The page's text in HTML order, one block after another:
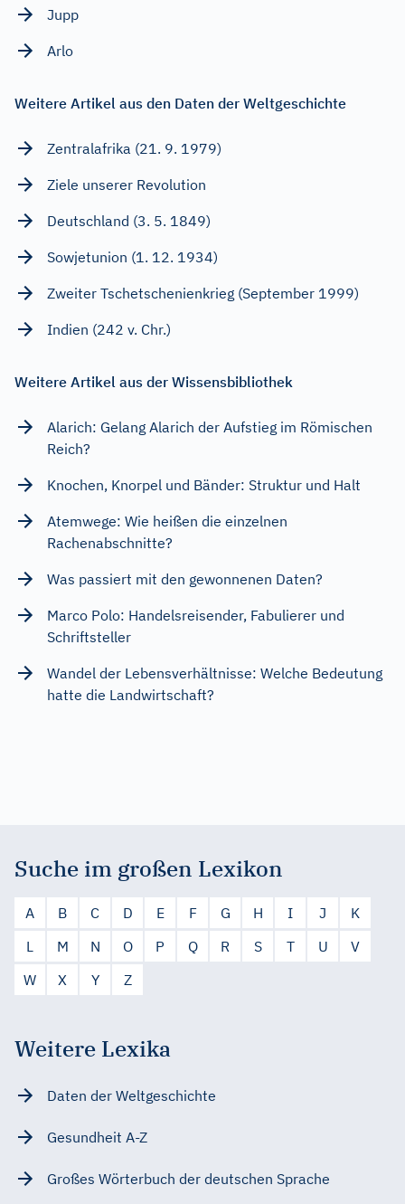
Jupp
Arlo
Weitere Artikel aus den Daten der Weltgeschichte
Zentralafrika (21. 9. 1979)
Ziele unserer Revolution
Deutschland (3. 5. 1849)
Sowjetunion (1. 12. 1934)
Zweiter Tschetschenienkrieg (September 1999)
Indien (242 v. Chr.)
Weitere Artikel aus der Wissensbibliothek
Alarich: Gelang Alarich der Aufstieg im Römischen
Reich?
Knochen, Knorpel und Bänder: Struktur und Halt
Atemwege: Wie heißen die einzelnen
Rachenabschnitte?
Was passiert mit den gewonnenen Daten?
Marco Polo: Handelsreisender, Fabulierer und
Schriftsteller
Wandel der Lebensverhältnisse: Welche Bedeutung
hatte die Landwirtschaft?
Suche im großen Lexikon
A B C D E F G H I J
K
L
M N O P Q R S T U
V
W
X Y Z
Weitere Lexika
Daten der Weltgeschichte
Gesundheit A-Z
Großes Wörterbuch der deutschen Sprache